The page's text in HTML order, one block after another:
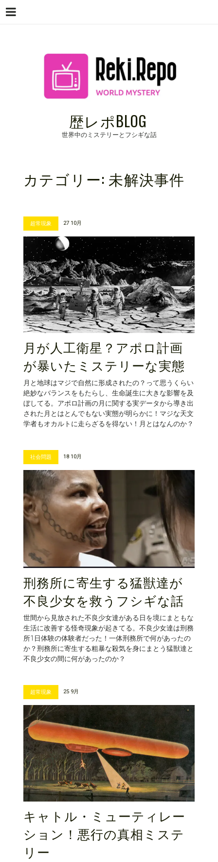
歴レポBLOG
世界中のミステリーとフシギな話
カテゴリー:未解決事件
超常現象 27 10月
月が人工衛星？アポロ計画
が暴いたミステリーな実態
月と地球はマジで自然に形成されたの？って思うくらい
絶妙なバランスをもたらし、生命誕生に大きな影響を及
ぼしてる。アポロ計画の月に関する実データから導き出
された月とはとんでもない実態が明らかに！マジな天文
学者もオカルトに走らざるを得ない！月とはなんのか？
社会問題 18 10月
刑務所に寄生する猛獣達が
不良少女を救うフシギな話
世間から見放された不良少女達がある日を境にまともな
生活に改善する怪奇現象が起きてる。不良少女達は刑務
所1日体験の体験者だった！一体刑務所で何があったの
か？刑務所に寄生する粗暴な殺気を身にまとう猛獣達と
不良少女の間に何があったのか？
超常現象 25 9月
キャトル・ミューティレー
ション！悪行の真相ミステ
リー
Menu